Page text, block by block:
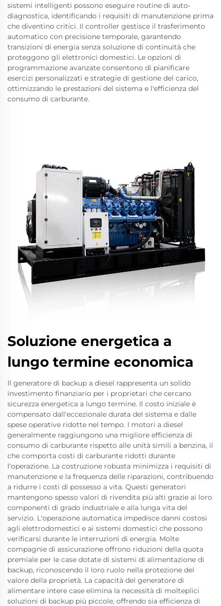
sistemi intelligenti possono eseguire routine di auto-
diagnostica, identificando i requisiti di manutenzione prima
che diventino critici. Il controller gestisce il trasferimento
automatico con precisione temporale, garantendo
transizioni di energia senza soluzione di continuità che
proteggono gli elettronici domestici. Le opzioni di
programmazione avanzate consentono di pianificare
esercizi personalizzati e strategie di gestione del carico,
ottimizzando le prestazioni del sistema e l'efficienza del
consumo di carburante.
Soluzione energetica a
lungo termine economica
Il generatore di backup a diesel rappresenta un solido
investimento finanziario per i proprietari che cercano
sicurezza energetica a lungo termine. Il costo iniziale è
compensato dall'eccezionale durata del sistema e dalle
spese operative ridotte nel tempo. I motori a diesel
generalmente raggiungono una migliore efficienza di
consumo di carburante rispetto alle unità simili a benzina, il
che comporta costi di carburante ridotti durante
l'operazione. La costruzione robusta minimizza i requisiti di
manutenzione e la frequenza delle riparazioni, contribuendo
a ridurre i costi di possesso a vita. Questi generatori
mantengono spesso valori di rivendita più alti grazie ai loro
componenti di grado industriale e alla lunga vita del
servizio. L'operazione automatica impedisce danni costosi
agli elettrodomestici e ai sistemi domestici che possono
verificarsi durante le interruzioni di energia. Molte
compagnie di assicurazione offrono riduzioni della quota
premiale per le case dotate di sistemi di alimentazione di
backup, riconoscendo il loro ruolo nella protezione del
valore della proprietà. La capacità del generatore di
alimentare intere case elimina la necessità di molteplici
soluzioni di backup più piccole, offrendo sia efficienza di